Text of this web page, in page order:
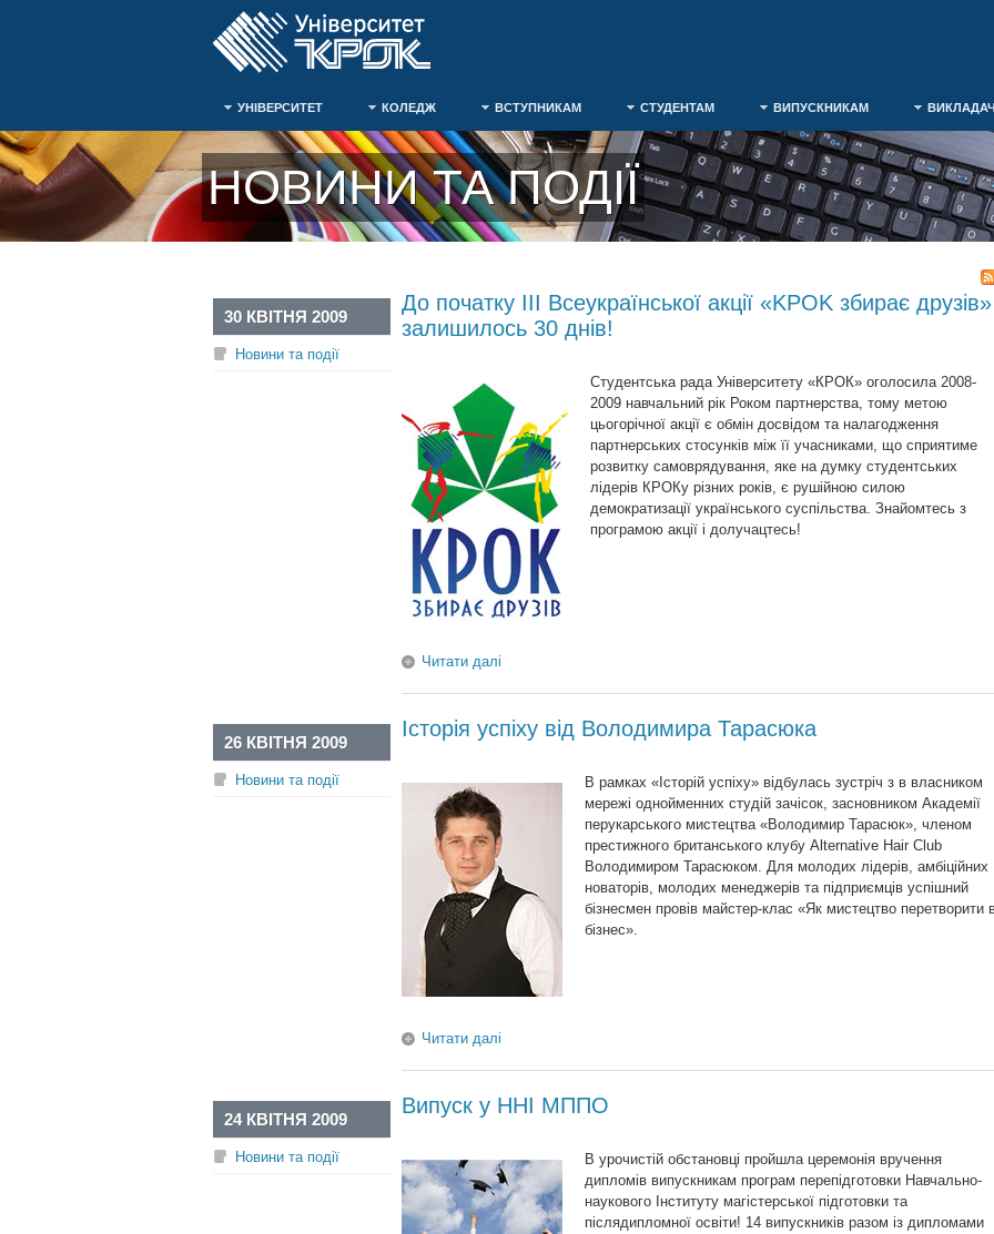
УНІВЕРСИТЕТ КОЛЕДЖ ВСТУПНИКАМ СТУДЕНТАМ ВИПУСКНИКАМ
НОВИНИ ТА ПОДІЇ
До початку ІІІ Всеукраїнської акції «KPOK збирає друзів»
залишилось 30 днів!
30 КВІТНЯ 2009
Новини та події
Студентська рада Університету «КРОК» оголосила 2008-
2009 навчальний рік Роком партнерства, тому метою
цьогорічної акції є обмін досвідом та налагодження
партнерських стосунків між її учасниками, що сприятиме
розвитку самоврядування, яке на думку студентських
лідерів КРОКу різних років, є рушійною силою
демократизації українського суспільства. Знайомтесь з
програмою акції і долучацтесь!
Читати далі
Історія успіху від Володимира Тарасюка
26 КВІТНЯ 2009
Новини та події
В рамках «Історій успіху» відбулась зустріч з в власником
мережі однойменних студій зачісок, засновником Академії
перукарського мистецтва «Володимир Тарасюк», членом
престижного британського клубу Alternative Hair Club
Володимиром Тарасюком. Для молодих лідерів, амбіційних
новаторів, молодих менеджерів та підприємців успішний
бізнесмен провів майстер-клас «Як мистецтво перетворити
бізнес».
Читати далі
Випуск у ННІ МППО
24 КВІТНЯ 2009
Новини та події
В урочистій обстановці пройшла церемонія вручення
дипломів випускникам програм перепідготовки Навчально-
наукового Інституту магістерської підготовки та
післядипломної освіти! 14 випускників разом із дипломами